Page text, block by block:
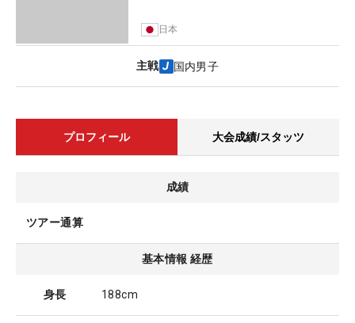
日本
主戦 国内男子
プロフィール 大会成績/スタッツ
成績
ツアー通算
基本情報 経歴
身長 188cm